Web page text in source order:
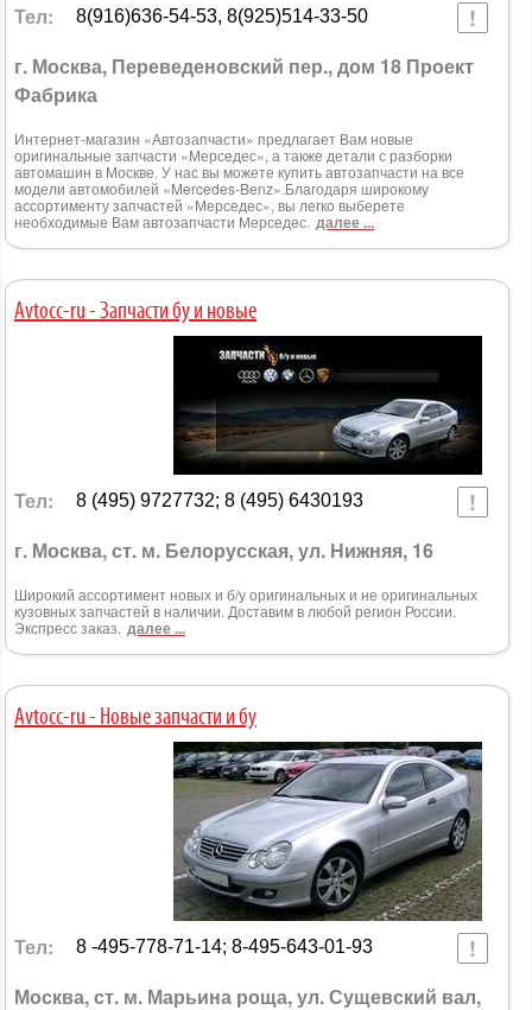
Тел: 8(916)636-54-53, 8(925)514-33-50
г. Москва, Переведеновский пер., дом 18 Проект
Фабрика
Интернет-магазин «Автозапчасти» предлагает Вам новые
оригинальные запчасти «Мерседес», а также детали с разборки
автомашин в Москве. У нас вы можете купить автозапчасти на все
модели автомобилей «Mercedes-Benz».Благодаря широкому
ассортименту запчастей «Мерседес», вы легко выберете
необходимые Вам автозапчасти Мерседес. далее ...
Avtocc-ru - Запчасти бу и новые
Тел: 8 (495) 9727732; 8 (495) 6430193
г. Москва, ст. м. Белорусская, ул. Нижняя, 16
Широкий ассортимент новых и б/у оригинальных и не оригинальных
кузовных запчастей в наличии. Доставим в любой регион России.
Экспресс заказ. далее ...
Avtocc-ru - Новые запчасти и бу
Тел: 8 -495-778-71-14; 8-495-643-01-93
Москва, ст. м. Марьина роща, ул. Сущевский вал,